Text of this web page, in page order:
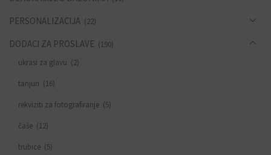
PERSONALIZACIJA (22)
DODACI ZA PROSLAVE (190)
ukrasi za glavu (2)
tanjuri (16)
rekviziti za fotografiranje (5)
čaše (12)
trubice (5)